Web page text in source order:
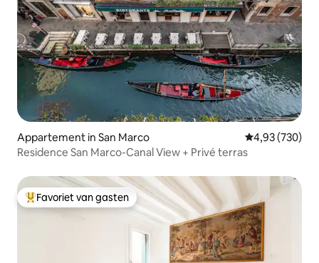
Appartement in San Marco Gemiddelde
4,93 (730)
Residence San Marco-Canal View + Privé terras
Topfavoriet van gasten
Favoriet van gasten